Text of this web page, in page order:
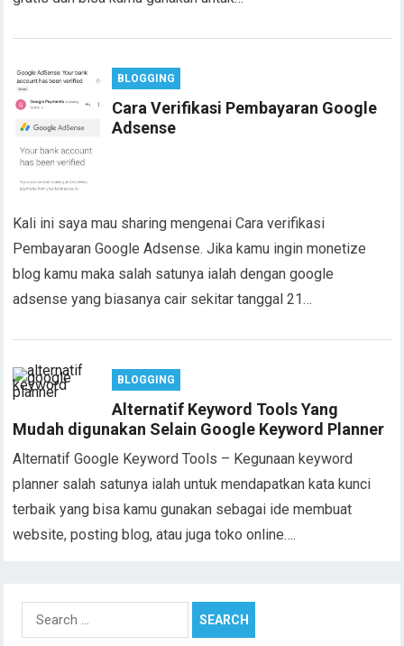
BLOGGING
Cara Verifikasi Pembayaran Google
Adsense
Kali ini saya mau sharing mengenai Cara verifikasi
Pembayaran Google Adsense. Jika kamu ingin monetize
blog kamu maka salah satunya ialah dengan google
adsense yang biasanya cair sekitar tanggal 21…
BLOGGING
Alternatif Keyword Tools Yang
Mudah digunakan Selain Google Keyword Planner
Alternatif Google Keyword Tools – Kegunaan keyword
planner salah satunya ialah untuk mendapatkan kata kunci
terbaik yang bisa kamu gunakan sebagai ide membuat
website, posting blog, atau juga toko online….
for: